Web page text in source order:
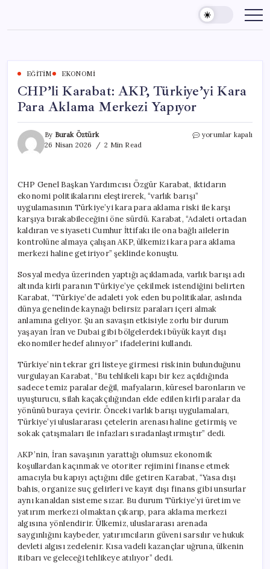
content
EĞITIM EKONOMI
CHP’li Karabat: AKP, Türkiye’yi Kara
Para Aklama Merkezi Yapıyor
By Burak Öztürk
26 Nisan 2026
2 Min Read
CHP’li
Para
Merkezi
Yapıyor
için
yorumlar kapalı
CHP Genel Başkan Yardımcısı Özgür Karabat, iktidarın
ekonomi politikalarını eleştirerek, “varlık barışı”
uygulamasının Türkiye’yi kara para aklama riski ile karşı
karşıya bırakabileceğini öne sürdü. Karabat, “Adaleti ortadan
kaldıran ve siyaseti Cumhur İttifakı ile ona bağlı ailelerin
kontrolüne almaya çalışan AKP, ülkemizi kara para aklama
merkezi haline getiriyor” şeklinde konuştu.
Sosyal medya üzerinden yaptığı açıklamada, varlık barışı adı
altında kirli paranın Türkiye’ye çekilmek istendiğini belirten
Karabat, “Türkiye’de adaleti yok eden bu politikalar, aslında
dünya genelinde kaynağı belirsiz paraları içeri almak
anlamına geliyor. Şu an savaşın etkisiyle zorlu bir durum
yaşayan İran ve Dubai gibi bölgelerdeki büyük kayıt dışı
ekonomiler hedef alınıyor” ifadelerini kullandı.
Türkiye’nin tekrar gri listeye girmesi riskinin bulunduğunu
vurgulayan Karabat, “Bu tehlikeli kapı bir kez açıldığında
sadece temiz paralar değil, mafyaların, küresel baronların ve
uyuşturucu, silah kaçakçılığından elde edilen kirli paralar da
yönünü buraya çevirir. Önceki varlık barışı uygulamaları,
Türkiye’yi uluslararası çetelerin arenası haline getirmiş ve
sokak çatışmaları ile infazları sıradanlaştırmıştır” dedi.
AKP’nin, İran savaşının yarattığı olumsuz ekonomik
koşullardan kaçınmak ve otoriter rejimini finanse etmek
amacıyla bu kapıyı açtığını dile getiren Karabat, “Yasa dışı
bahis, organize suç gelirleri ve kayıt dışı finans gibi unsurlar
aynı kanaldan sisteme sızar. Bu durum Türkiye’yi üretim ve
yatırım merkezi olmaktan çıkarıp, para aklama merkezi
algısına yönlendirir. Ülkemiz, uluslararası arenada
saygınlığını kaybeder, yatırımcıların güveni sarsılır ve hukuk
devleti algısı zedelenir. Kısa vadeli kazançlar uğruna, ülkenin
itibarı ve geleceği tehlikeye atılıyor” dedi.